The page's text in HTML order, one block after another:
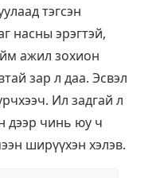
тэгсэн
насны эрэгтэй,
ажил зохион
зар л даа. Эсвэл
Ил задгай л
дээр чинь юу ч
ширүүхэн хэлэв.